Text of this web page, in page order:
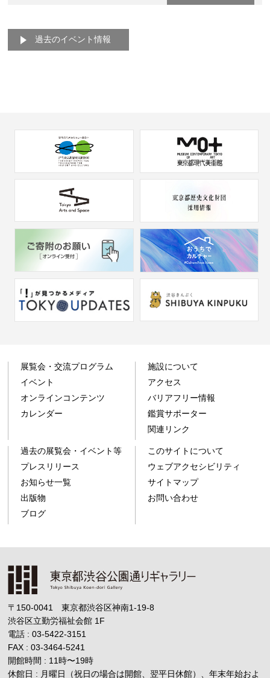
過去のイベント情報
展覧会・交流プログラム
イベント
オンラインコンテンツ
カレンダー
施設について
アクセス
バリアフリー情報
鑑賞サポーター
関連リンク
過去の展覧会・イベント等
プレスリリース
お知らせ一覧
出版物
ブログ
このサイトについて
ウェブアクセシビリティ
サイトマップ
お問い合わせ
〒150-0041 東京都渋谷区神南1-19-8
渋谷区立勤労福祉会館 1F
電話 : 03-5422-3151
FAX : 03-3464-5241
開館時間 : 11時〜19時
休館日 : 月曜日（祝日の場合は開館、翌平日休館）、年末年始およ